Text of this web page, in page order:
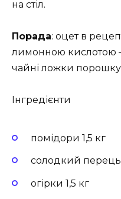
на стіл.
Порада: оцет в
лимонною кислотою –
чайні ложки
Інгредієнти
помідори 1,5 кг
солодкий перець
огірки 1,5 кг